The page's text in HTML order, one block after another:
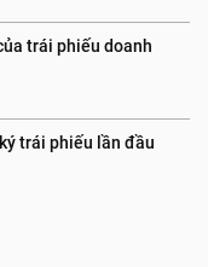
trái phiếu doanh
trái phiếu lần đầu